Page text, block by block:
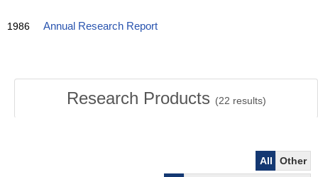
1986 Annual Research Report
Research Products (22 results)
All
Other